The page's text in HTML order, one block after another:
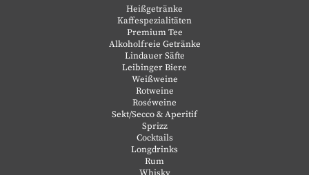
Heißgetränke
Kaffespezialitäten
Premium Tee
Alkoholfreie Getränke
Lindauer Säfte
Leibinger Biere
Weißweine
Rotweine
Roséweine
Sekt/Secco & Aperitif
Sprizz
Cocktails
Longdrinks
Rum
Whisky